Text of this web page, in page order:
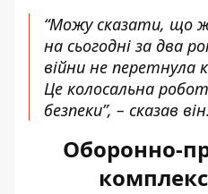
“Можу сказати, що
на сьогодні за два
війни не перетнула
Це колосальна
безпеки”, – сказав він.
Оборонно-